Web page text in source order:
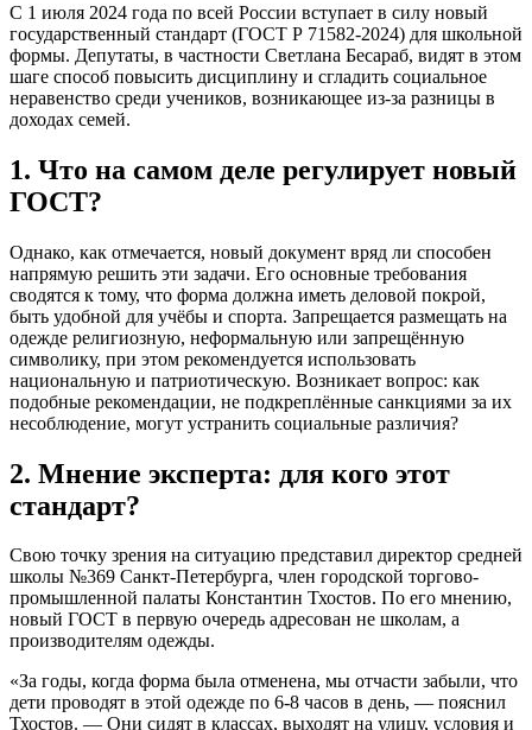
С 1 июля 2024 года по всей России вступает в силу новый
государственный стандарт (ГОСТ Р 71582-2024) для школьной
формы. Депутаты, в частности Светлана Бесараб, видят в этом
шаге способ повысить дисциплину и сгладить социальное
неравенство среди учеников, возникающее из-за разницы в
доходах семей.
1. Что на самом деле регулирует новый
ГОСТ?
Однако, как отмечается, новый документ вряд ли способен
напрямую решить эти задачи. Его основные требования
сводятся к тому, что форма должна иметь деловой покрой,
быть удобной для учёбы и спорта. Запрещается размещать на
одежде религиозную, неформальную или запрещённую
символику, при этом рекомендуется использовать
национальную и патриотическую. Возникает вопрос: как
подобные рекомендации, не подкреплённые санкциями за их
несоблюдение, могут устранить социальные различия?
2. Мнение эксперта: для кого этот
стандарт?
Свою точку зрения на ситуацию представил директор средней
школы №369 Санкт-Петербурга, член городской торгово-
промышленной палаты Константин Тхостов. По его мнению,
новый ГОСТ в первую очередь адресован не школам, а
производителям одежды.
«За годы, когда форма была отменена, мы отчасти забыли, что
дети проводят в этой одежде по 6-8 часов в день, — пояснил
Тхостов. — Они сидят в классах, выходят на улицу, условия и